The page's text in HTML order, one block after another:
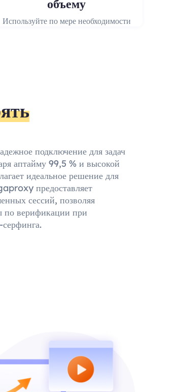
объему
Используйте по мере необходимости
подключение для задач
аптайму 99,5 % и высокой
идеальное решение для
предоставляет
сессий, позволяя
по верификации при